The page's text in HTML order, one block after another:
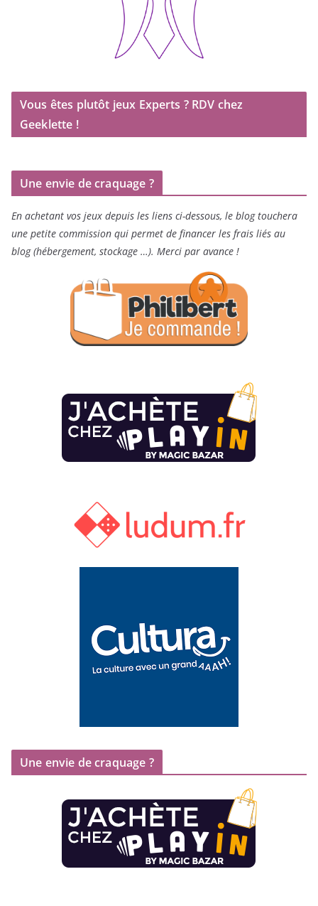
Vous êtes plutôt jeux Experts ? RDV chez
Geeklette !
Une envie de craquage ?
En achetant vos jeux depuis les liens ci-dessous, le blog touchera
une petite commission qui permet de financer les frais liés au
blog (hébergement, stockage …). Merci par avance !
Une envie de craquage ?